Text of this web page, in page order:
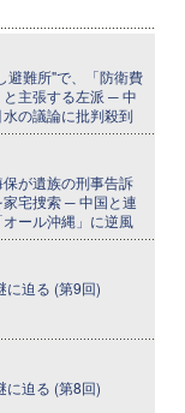
避難所"で、「防衛費
主張する左派 ─ 中
の議論に批判殺到
が遺族の刑事告訴
宅捜索 ─ 中国と連
ール沖縄」に逆風
に迫る (第9回)
に迫る (第8回)